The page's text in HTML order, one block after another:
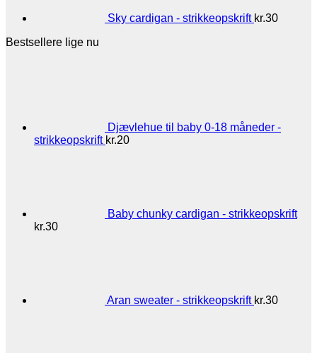
Sky cardigan - strikkeopskrift kr.30
Bestsellere lige nu
Djævlehue til baby 0-18 måneder -
strikkeopskrift kr.20
Baby chunky cardigan - strikkeopskrift
kr.30
Aran sweater - strikkeopskrift kr.30